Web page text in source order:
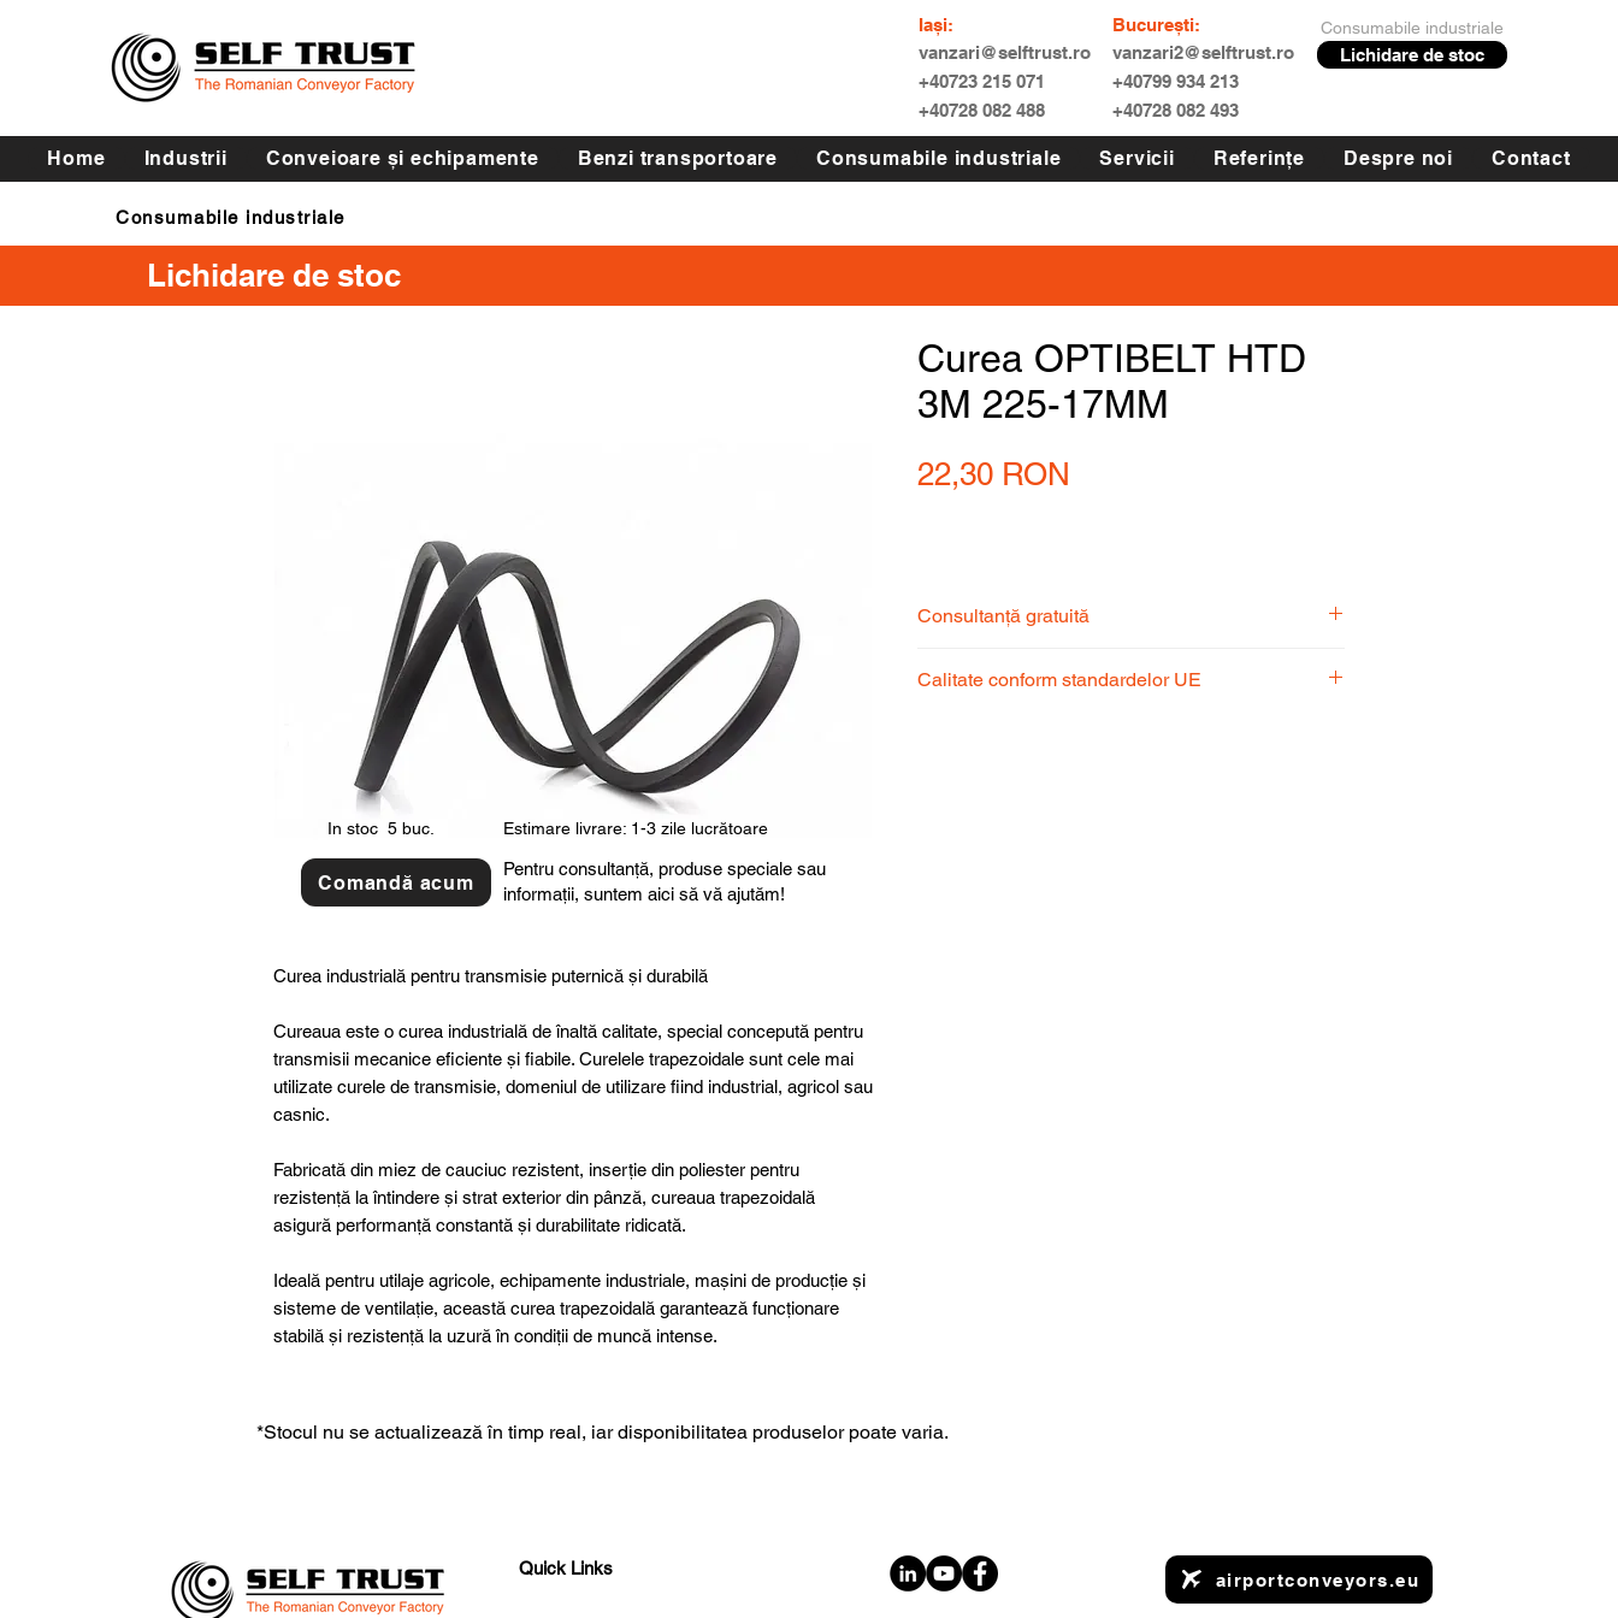
Iași:
vanzari@selftrust.ro
+40723 215 071
+40728 082 488
București:
vanzari2@selftrust.ro
+40799 934 213
+40728 082 493
Consumabile industriale
Lichidare de stoc
Home Industrii Conveioare și echipamente Benzi transportoare Consumabile industriale Servicii Referințe Despre noi Contact
Consumabile industriale
Curele de transmisie
Lichidare de stoc
Curea industrială pentru transmisie puternică și durabilă
Cureaua este o curea industrială de înaltă calitate, special concepută pentru
transmisii mecanice eficiente și fiabile. Curelele trapezoidale sunt cele mai
utilizate curele de transmisie, domeniul de utilizare fiind industrial, agricol sau
casnic.
Fabricată din miez de cauciuc rezistent, inserție din poliester pentru
rezistență la întindere și strat exterior din pânză, cureaua trapezoidală
asigură performanță constantă și durabilitate ridicată.
Ideală pentru utilaje agricole, echipamente industriale, mașini de producție și
sisteme de ventilație, această curea trapezoidală garantează funcționare
stabilă și rezistență la uzură în condiții de muncă intense.
Curea OPTIBELT HTD
3M 225-17MM
22,30 RON
Consultanță gratuită
pentru a alege produsul potrivit nevoilor
Calitate conform standardelor UE
In stoc 5 buc.
Comandă acum
Estimare livrare: 1-3 zile lucrătoare
Pentru consultanță, produse speciale sau
informații, suntem aici să vă ajutăm!
*Stocul nu se actualizează în timp real, iar disponibilitatea produselor poate varia.
Quick Links
airportconveyors.eu